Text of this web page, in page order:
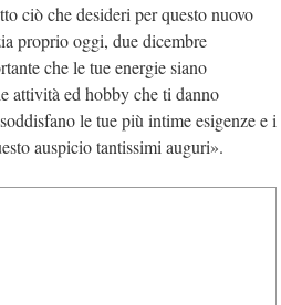
ciò che desideri per questo nuovo
proprio oggi, due dicembre
che le tue energie siano
attività ed hobby che ti danno
le tue più intime esigenze e i
auspicio tantissimi auguri».